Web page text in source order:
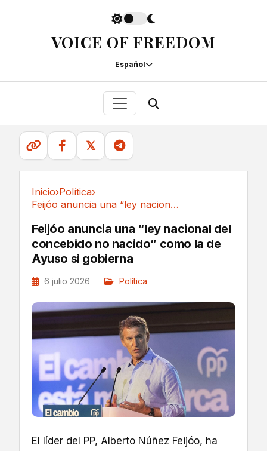
VOICE OF FREEDOM
Español
𝕏
Inicio›Política›
Feijóo anuncia una “ley nacional del concebido...
Feijóo anuncia una “ley nacional del
concebido no nacido” como la de
Ayuso si gobierna
6 julio 2026 Política
El líder del PP, Alberto Núñez Feijóo, ha